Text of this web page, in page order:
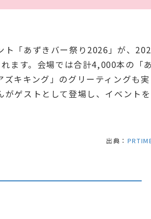
「あずきバー祭り2026」が、
ます。会場では合計4,000本の「あ
キキング」のグリーティングも実
ゲストとして登場し、イベントを
出典：